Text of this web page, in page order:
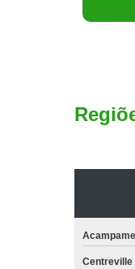
Centreville